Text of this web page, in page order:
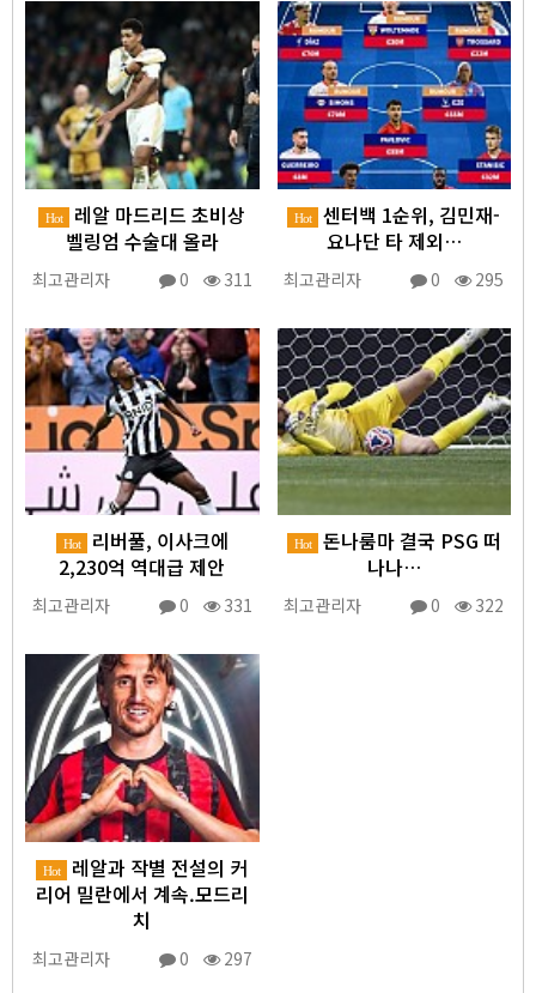
Hot
레알 마드리드 초비상
벨링엄 수술대 올라
최고관리자 0 311
Hot
센터백 1순위, 김민재-
요나단 타 제외…
최고관리자 0 295
Hot 리버풀, 이사크에
2,230억 역대급 제안
최고관리자 0 331
Hot 돈나룸마 결국 PSG 떠
나나…
최고관리자 0 322
Hot
레알과 작별 전설의 커
리어 밀란에서 계속.모드리
치
최고관리자 0 297